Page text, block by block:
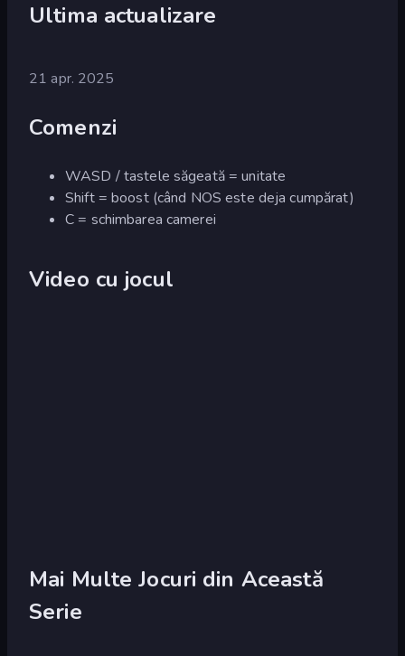
Ultima actualizare
21 apr. 2025
Comenzi
WASD / tastele săgeată = unitate
Shift = boost (când NOS este deja cumpărat)
C = schimbarea camerei
Video cu jocul
Mai Multe Jocuri din Această
Serie